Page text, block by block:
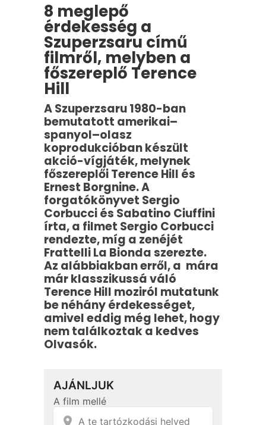
8 meglepő
érdekesség a
Szuperzsaru című
filmről, melyben a
főszereplő Terence
Hill
A Szuperzsaru 1980-ban
bemutatott amerikai–
spanyol–olasz
koprodukcióban készült
akció-vígjáték, melynek
főszereplői Terence Hill és
Ernest Borgnine. A
forgatókönyvet Sergio
Corbucci és Sabatino Ciuffini
írta, a filmet Sergio Corbucci
rendezte, míg a zenéjét
Frattelli La Bionda szerezte.
Az alábbiakban erről, a mára
már klasszikussá váló
Terence Hill moziról mutatunk
be néhány érdekességet,
amivel eddig még lehet, hogy
nem találkoztak a kedves
Olvasók.